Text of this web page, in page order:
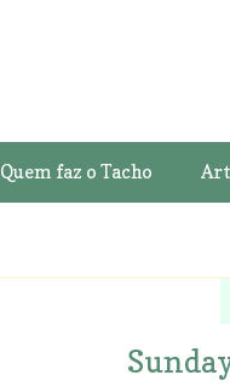
Quem faz o Tacho